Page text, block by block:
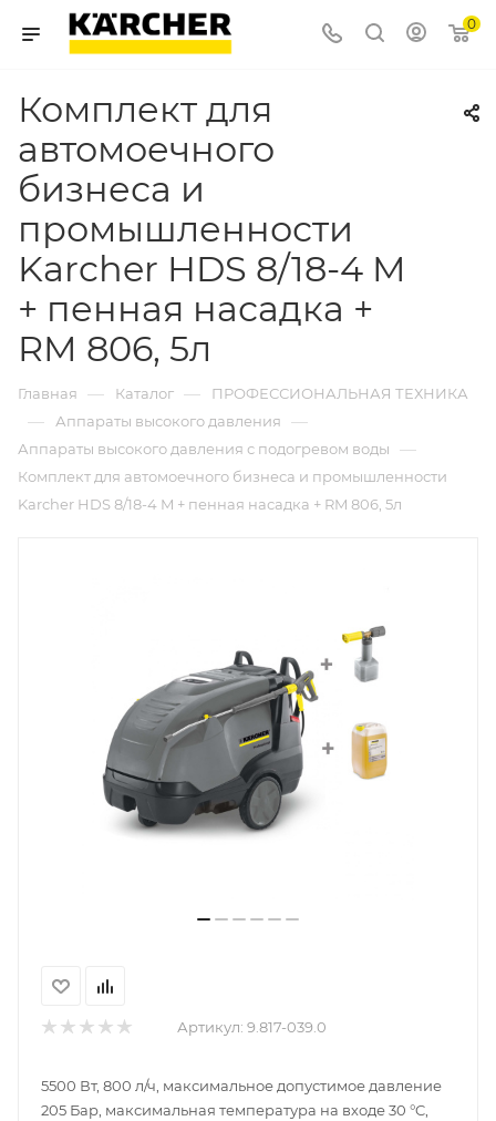
0
Комплект для
автомоечного
бизнеса и
промышленности
Karcher HDS 8/18-4 M
+ пенная насадка +
RM 806, 5л
Главная — Каталог — ПРОФЕССИОНАЛЬНАЯ ТЕХНИКА
— Аппараты высокого давления —
Аппараты высокого давления с подогревом воды —
Комплект для автомоечного бизнеса и промышленности
Karcher HDS 8/18-4 M + пенная насадка + RM 806, 5л
Артикул: 9.817-039.0
5500 Вт, 800 л/ч, максимальное допустимое давление
205 Бар, максимальная температура на входе 30 °C,